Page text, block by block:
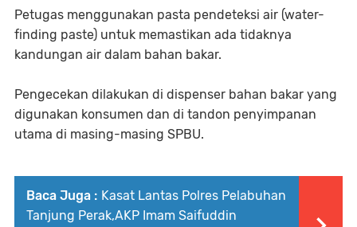
Petugas menggunakan pasta pendeteksi air (water-
finding paste) untuk memastikan ada tidaknya
kandungan air dalam bahan bakar.
Pengecekan dilakukan di dispenser bahan bakar yang
digunakan konsumen dan di tandon penyimpanan
utama di masing-masing SPBU.
Baca Juga : Kasat Lantas Polres Pelabuhan
Tanjung Perak,AKP Imam Saifuddin